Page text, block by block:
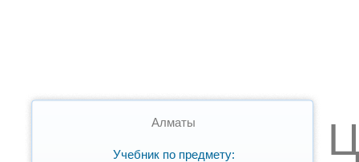
Алматы
Учебник по предмету: